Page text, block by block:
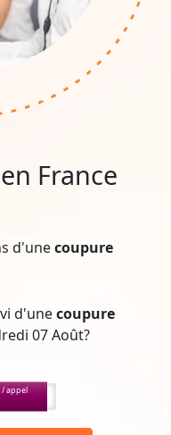
France
d'unecoupure
d'unecoupure
07 Août?
/ appel